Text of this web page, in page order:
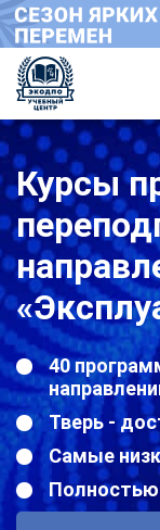
Курсы
40
Тверь -
Самые
Полностью